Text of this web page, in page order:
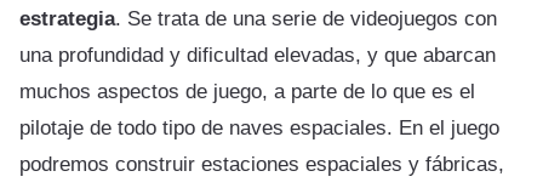
estrategia. Se trata de una serie de videojuegos con
una profundidad y dificultad elevadas, y que abarcan
muchos aspectos de juego, a parte de lo que es el
pilotaje de todo tipo de naves espaciales. En el juego
podremos construir estaciones espaciales y fábricas,